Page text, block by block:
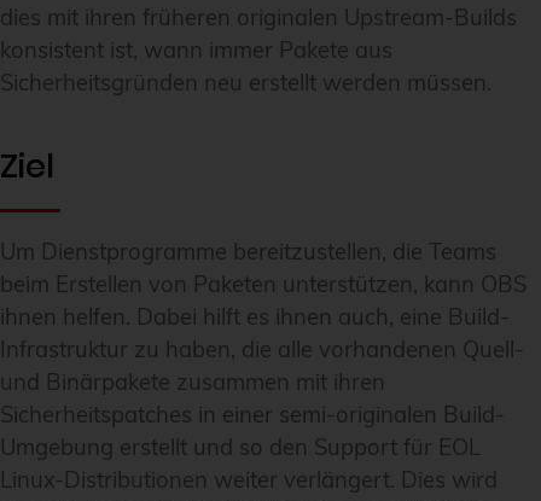
dies mit ihren früheren originalen Upstream-Builds
konsistent ist, wann immer Pakete aus
Sicherheitsgründen neu erstellt werden müssen.
Ziel
Um Dienstprogramme bereitzustellen, die Teams
beim Erstellen von Paketen unterstützen, kann OBS
ihnen helfen. Dabei hilft es ihnen auch, eine Build-
Infrastruktur zu haben, die alle vorhandenen Quell-
und Binärpakete zusammen mit ihren
Sicherheitspatches in einer semi-originalen Build-
Umgebung erstellt und so den Support für EOL
Linux-Distributionen weiter verlängert. Dies wird